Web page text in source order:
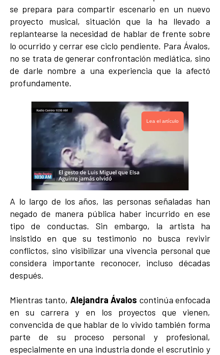
se prepara para compartir escenario en un nuevo
proyecto musical, situación que la ha llevado a
replantearse la necesidad de hablar de frente sobre
lo ocurrido y cerrar ese ciclo pendiente. Para Ávalos,
no se trata de generar confrontación mediática, sino
de darle nombre a una experiencia que la afectó
profundamente.
Lea el artículo
A lo largo de los años, las personas señaladas han
negado de manera pública haber incurrido en ese
tipo de conductas. Sin embargo, la artista ha
insistido en que su testimonio no busca revivir
conflictos, sino visibilizar una vivencia personal que
considera importante reconocer, incluso décadas
después.
Mientras tanto, Alejandra Ávalos continúa enfocada
en su carrera y en los proyectos que vienen,
convencida de que hablar de lo vivido también forma
parte de su proceso personal y profesional,
especialmente en una industria donde el escrutinio y